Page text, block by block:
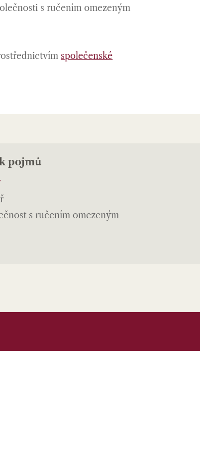
s ručením omezeným
společenské
pojmů
s ručením omezeným